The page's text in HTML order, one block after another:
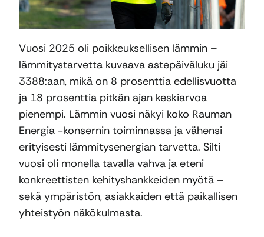
Vuosi 2025 oli poikkeuksellisen lämmin –
lämmitystarvetta kuvaava astepäiväluku jäi
3388:aan, mikä on 8 prosenttia edellisvuotta
ja 18 prosenttia pitkän ajan keskiarvoa
pienempi. Lämmin vuosi näkyi koko Rauman
Energia -konsernin toiminnassa ja vähensi
erityisesti lämmitysenergian tarvetta. Silti
vuosi oli monella tavalla vahva ja eteni
konkreettisten kehityshankkeiden myötä –
sekä ympäristön, asiakkaiden että paikallisen
yhteistyön näkökulmasta.